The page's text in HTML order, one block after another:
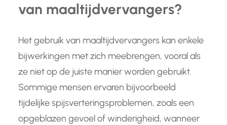
van maaltijdvervangers?
Het gebruik van maaltijdvervangers kan enkele
bijwerkingen met zich meebrengen, vooral als
ze niet op de juiste manier worden gebruikt.
Sommige mensen ervaren bijvoorbeeld
tijdelijke spijsverteringsproblemen, zoals een
opgeblazen gevoel of winderigheid, wanneer